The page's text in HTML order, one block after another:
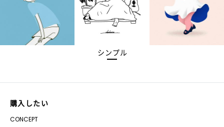
シンプル
購入したい
CONCEPT